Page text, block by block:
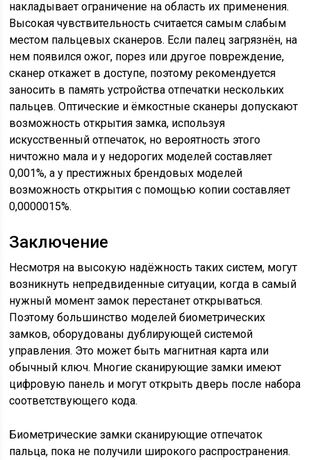
накладывает ограничение на область их применения.
Высокая чувствительность считается самым слабым
местом пальцевых сканеров. Если палец загрязнён, на
нем появился ожог, порез или другое повреждение,
сканер откажет в доступе, поэтому рекомендуется
заносить в память устройства отпечатки нескольких
пальцев. Оптические и ёмкостные сканеры допускают
возможность открытия замка, используя
искусственный отпечаток, но вероятность этого
ничтожно мала и у недорогих моделей составляет
0,001%, а у престижных брендовых моделей
возможность открытия с помощью копии составляет
0,0000015%.
Заключение
Несмотря на высокую надёжность таких систем, могут
возникнуть непредвиденные ситуации, когда в самый
нужный момент замок перестанет открываться.
Поэтому большинство моделей биометрических
замков, оборудованы дублирующей системой
управления. Это может быть магнитная карта или
обычный ключ. Многие сканирующие замки имеют
цифровую панель и могут открыть дверь после набора
соответствующего кода.
Биометрические замки сканирующие отпечаток
пальца, пока не получили широкого распространения.